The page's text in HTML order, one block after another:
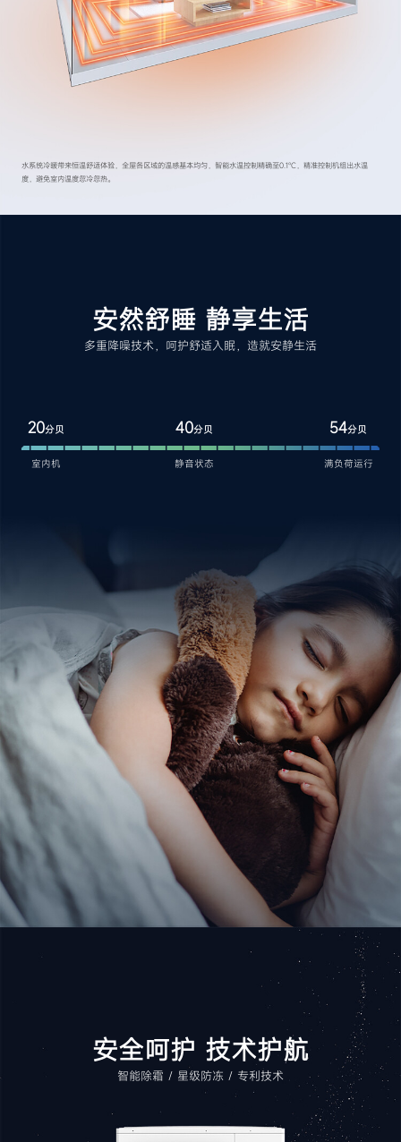
水系统冷暖带来恒温舒适体验，全屋各区域的温感基本均匀，智能水温控制精确至0.1℃，精准控制机组出水温
度，避免室内温度忽冷忽热。
安然舒睡 静享生活
多重降噪技术，呵护舒适入眠，造就安静生活
20分贝
室内机
40分贝
静音状态
54分贝
满负荷运行
安全呵护 技术护航
智能除霜 / 星级防冻 / 专利技术